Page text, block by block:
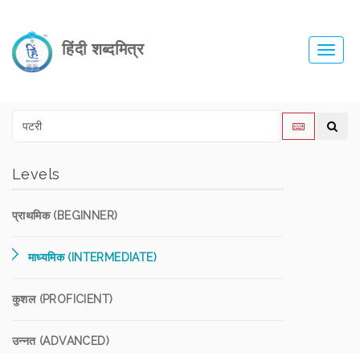
हिंदी शब्दमित्र
Levels
प्राथमिक (BEGINNER)
माध्यमिक (INTERMEDIATE)
कुशल (PROFICIENT)
उन्नत (ADVANCED)